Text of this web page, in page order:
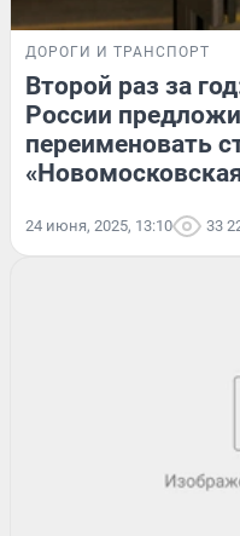
ДОРОГИ И ТРАНСПОРТ
Второй раз за
России
переименовать
24 июня, 2025, 13:10 33